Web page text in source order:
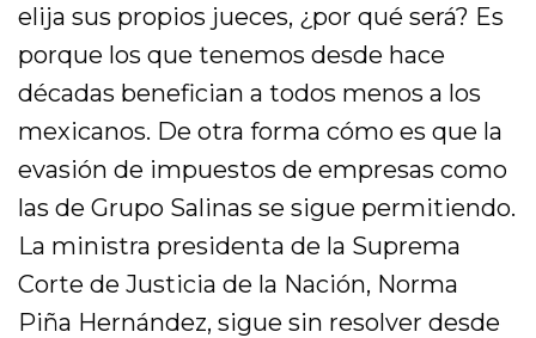
elija sus propios jueces, ¿por qué será? Es
porque los que tenemos desde hace
décadas benefician a todos menos a los
mexicanos. De otra forma cómo es que la
evasión de impuestos de empresas como
las de Grupo Salinas se sigue permitiendo.
La ministra presidenta de la Suprema
Corte de Justicia de la Nación, Norma
Piña Hernández, sigue sin resolver desde